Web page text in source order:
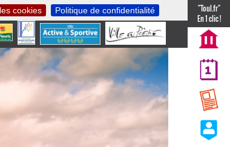
cookies Politique de confidentialité
"Toul.fr"
En 1 clic !